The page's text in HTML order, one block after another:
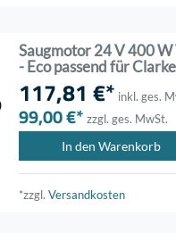
Saugmotor 24 V 400 W
- Eco passend für
117,81 €* inkl. ges.
99,00 €* zzgl. ges. MwSt.
In den Warenkorb
*zzgl.Versandkosten